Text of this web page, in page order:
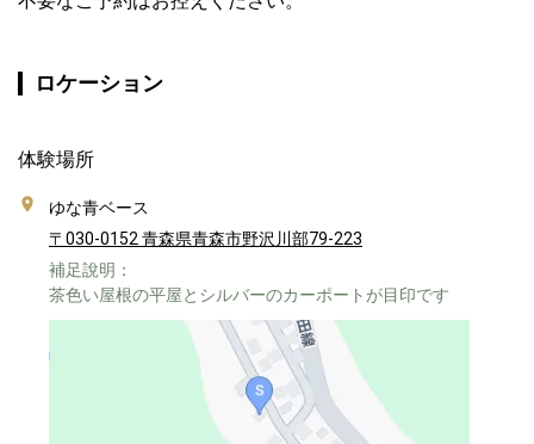
ロケーション
体験場所
ゆな青ベース
〒030-0152 青森県青森市野沢川部79-223
補足說明：
茶色い屋根の平屋とシルバーのカーポートが目印です